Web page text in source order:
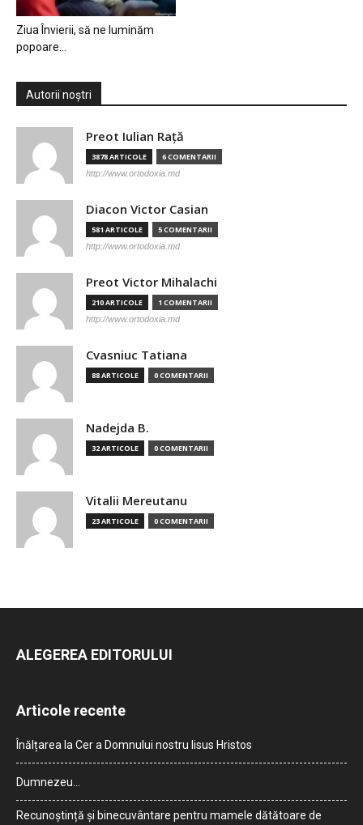
Ziua Învierii, să ne luminăm
popoare…
Autorii noștri
Preot Iulian Raţă
3878 ARTICOLE 6 COMENTARII
http://www.ortodoxia.md
Diacon Victor Casian
581 ARTICOLE 5 COMENTARII
http://www.ortodoxia.md
Preot Victor Mihalachi
210 ARTICOLE 1 COMENTARII
http://www.ortodoxia.md
Cvasniuc Tatiana
88 ARTICOLE 0 COMENTARII
Nadejda B.
32 ARTICOLE 0 COMENTARII
Vitalii Mereutanu
23 ARTICOLE 0 COMENTARII
ALEGEREA EDITORULUI
Articole recente
Înălțarea la Cer a Domnului nostru Iisus Hristos
Dumnezeu…
Recunoștință și binecuvântare pentru mamele dătătoare de